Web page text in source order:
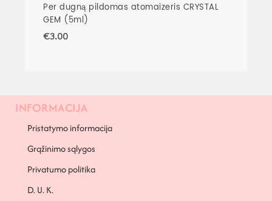
Per dugną pildomas atomaizeris CRYSTAL
GEM (5ml)
€3.00
INFORMACIJA
Pristatymo informacija
Grąžinimo sąlygos
Privatumo politika
D. U. K.